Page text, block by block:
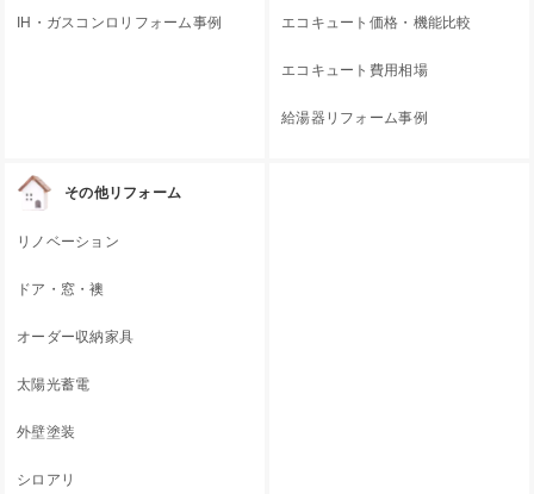
IH・ガスコンロリフォーム事例 エコキュート価格・機能比較
エコキュート費用相場
給湯器リフォーム事例
その他リフォーム
リノベーション
ドア・窓・襖
オーダー収納家具
太陽光蓄電
外壁塗装
シロアリ